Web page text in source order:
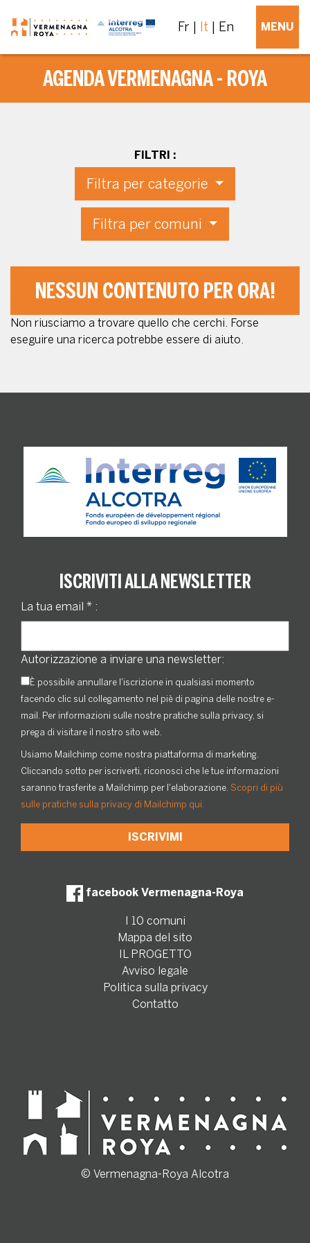
Fr It En MENU
AGENDA VERMENAGNA - ROYA
FILTRI :
Filtra per categorie
Filtra per comuni
NESSUN CONTENUTO PER ORA!
Non riusciamo a trovare quello che cerchi. Forse
eseguire una ricerca potrebbe essere di aiuto.
ISCRIVITI ALLA NEWSLETTER
La tua email * :
Autorizzazione a inviare una newsletter:
È possibile annullare l'iscrizione in qualsiasi momento
facendo clic sul collegamento nel piè di pagina delle nostre e-
mail. Per informazioni sulle nostre pratiche sulla privacy, si
prega di visitare il nostro sito web.
Usiamo Mailchimp come nostra piattaforma di marketing.
Cliccando sotto per iscriverti, riconosci che le tue informazioni
saranno trasferite a Mailchimp per l'elaborazione. Scopri di più
sulle pratiche sulla privacy di Mailchimp qui.
facebook Vermenagna-Roya
I 10 comuni
Mappa del sito
IL PROGETTO
Avviso legale
Politica sulla privacy
Contatto
© Vermenagna-Roya Alcotra